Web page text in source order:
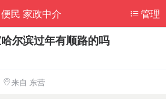
管理
便民 家政中介
尔滨过年有顺路的吗
来自 东营